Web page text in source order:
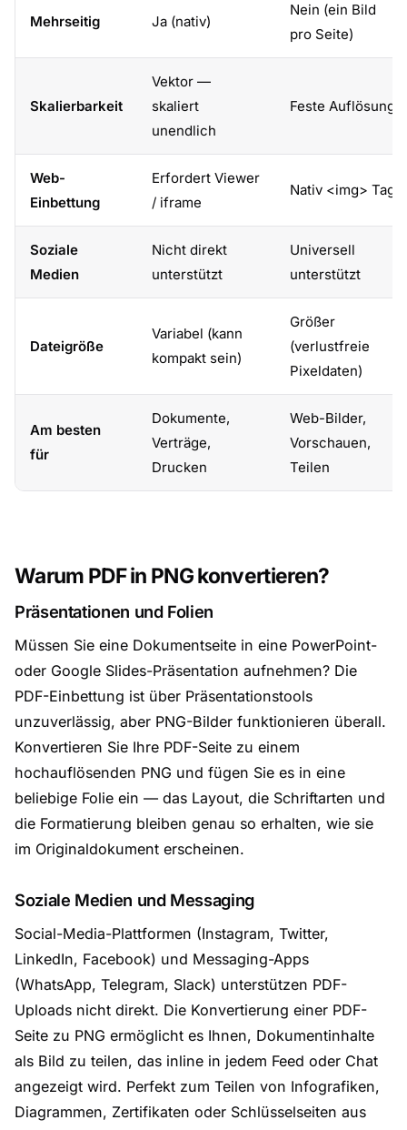
Mehrseitig Ja (nativ)
Nein (ein Bild
pro Seite)
Skalierbarkeit
Vektor —
skaliert
unendlich
Feste Auflösung
Web-
Einbettung
Erfordert Viewer
/ iframe
Nativ <img> Tag
Soziale
Medien
Nicht direkt
unterstützt
Universell
unterstützt
Dateigröße
Variabel (kann
kompakt sein)
Größer
(verlustfreie
Pixeldaten)
Am besten
für
Dokumente,
Verträge,
Drucken
Web-Bilder,
Vorschauen,
Teilen
Warum PDF in PNG konvertieren?
Präsentationen und Folien
Müssen Sie eine Dokumentseite in eine PowerPoint-
oder Google Slides-Präsentation aufnehmen? Die
PDF-Einbettung ist über Präsentationstools
unzuverlässig, aber PNG-Bilder funktionieren überall.
Konvertieren Sie Ihre PDF-Seite zu einem
hochauflösenden PNG und fügen Sie es in eine
beliebige Folie ein — das Layout, die Schriftarten und
die Formatierung bleiben genau so erhalten, wie sie
im Originaldokument erscheinen.
Soziale Medien und Messaging
Social-Media-Plattformen (Instagram, Twitter,
LinkedIn, Facebook) und Messaging-Apps
(WhatsApp, Telegram, Slack) unterstützen PDF-
Uploads nicht direkt. Die Konvertierung einer PDF-
Seite zu PNG ermöglicht es Ihnen, Dokumentinhalte
als Bild zu teilen, das inline in jedem Feed oder Chat
angezeigt wird. Perfekt zum Teilen von Infografiken,
Diagrammen, Zertifikaten oder Schlüsselseiten aus